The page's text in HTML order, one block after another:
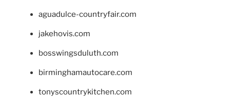
aguadulce-countryfair.com
jakehovis.com
bosswingsduluth.com
birminghamautocare.com
tonyscountrykitchen.com